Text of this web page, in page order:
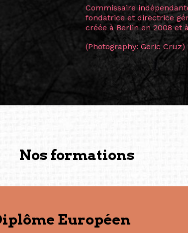
Nos formations
Diplôme Européen